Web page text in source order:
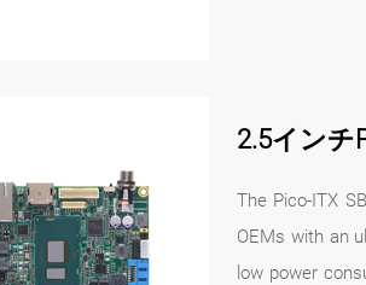
2.5インチ
The Pico-ITX
OEMs with an
low power